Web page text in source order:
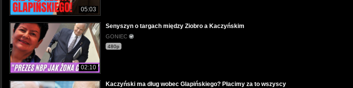
05:03
02:10
Senyszyn o targach między Ziobro a Kaczyńskim
GONIEC
480p
Kaczyński ma dług wobec Glapińskiego? Płacimy za to wszyscy